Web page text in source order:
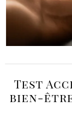
Test
bien-